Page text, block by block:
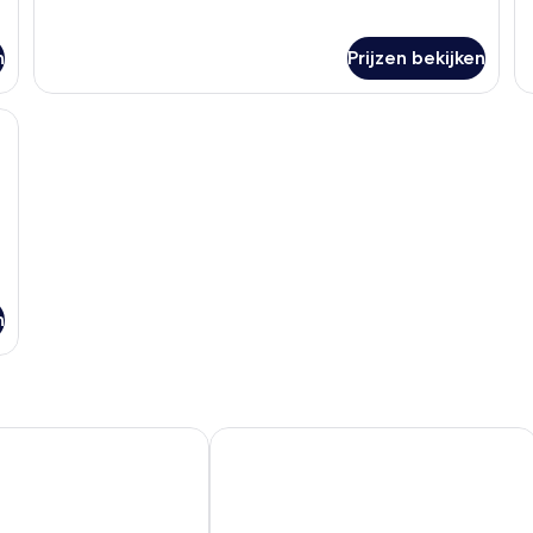
Prijzen bekijken
gordijnen
Da Nang Sujet Beach Hotel &Apartment by